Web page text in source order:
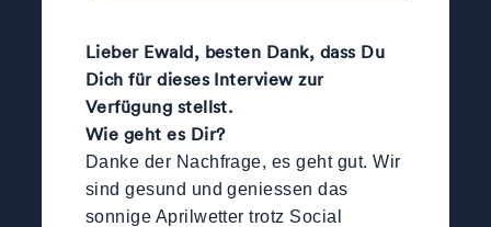
Lieber Ewald, besten Dank, dass Du
Dich für dieses Interview zur
Verfügung stellst.
Wie geht es Dir?
Danke der Nachfrage, es geht gut. Wir
sind gesund und geniessen das
sonnige Aprilwetter trotz Social